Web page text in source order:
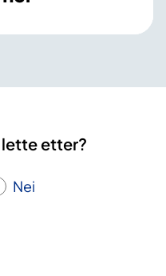
etter?
Nei